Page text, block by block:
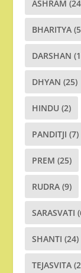
ASHRAM
BHARITYA
DARSHAN
DHYAN (25)
HINDU (2)
PANDITJI (7)
PREM (25)
RUDRA (9)
SARASVATI
SHANTI (24)
TEJASVITA